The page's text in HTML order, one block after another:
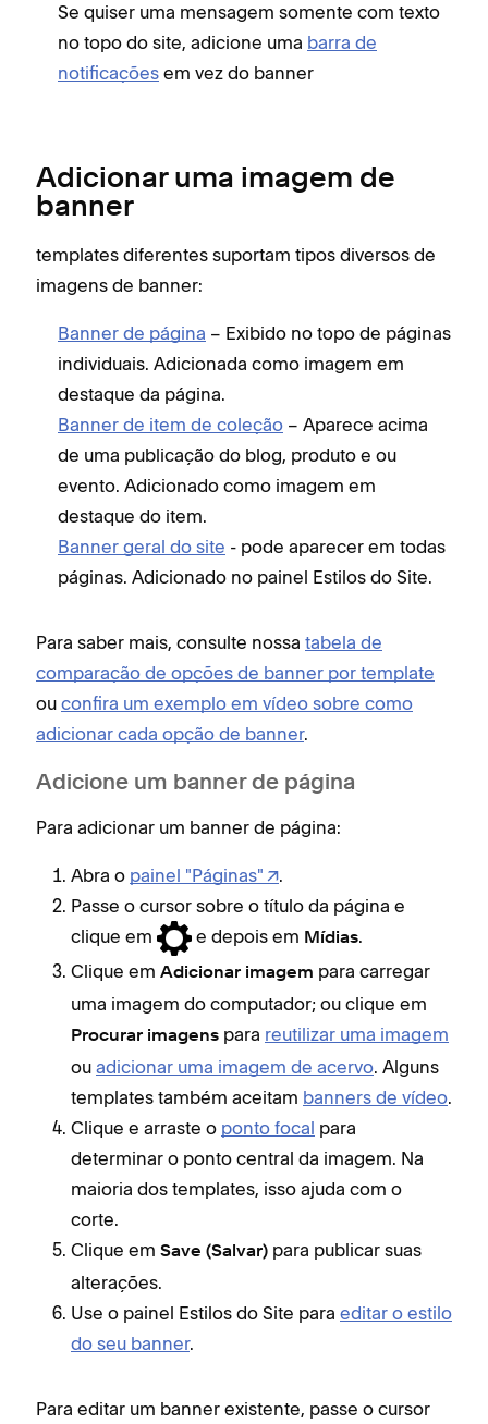
Se quiser uma mensagem somente com texto
no topo do site, adicione uma barra de
notificações em vez do banner
Adicionar uma imagem de
banner
templates diferentes suportam tipos diversos de
imagens de banner:
Banner de página – Exibido no topo de páginas
individuais. Adicionada como imagem em
destaque da página.
Banner de item de coleção – Aparece acima
de uma publicação do blog, produto e ou
evento. Adicionado como imagem em
destaque do item.
Banner geral do site - pode aparecer em todas
páginas. Adicionado no painel Estilos do Site.
Para saber mais, consulte nossa tabela de
comparação de opções de banner por template
ou confira um exemplo em vídeo sobre como
adicionar cada opção de banner.
Adicione um banner de página
Para adicionar um banner de página:
Abra o painel "Páginas"
.
Passe o cursor sobre o título da página e
clique em
e depois em Mídias.
Clique em Adicionar imagem para carregar
uma imagem do computador; ou clique em
Procurar imagens para reutilizar uma imagem
ou adicionar uma imagem de acervo. Alguns
templates também aceitam banners de vídeo.
Clique e arraste o ponto focal para
determinar o ponto central da imagem. Na
maioria dos templates, isso ajuda com o
corte.
Clique em Save (Salvar) para publicar suas
alterações.
Use o painel Estilos do Site para editar o estilo
do seu banner.
Para editar um banner existente, passe o cursor